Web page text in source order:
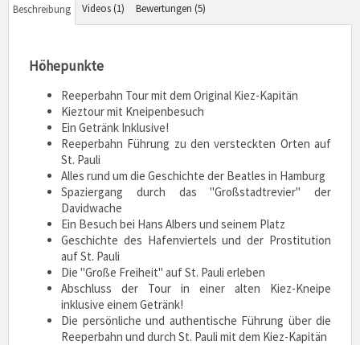
Beschreibung Videos (1) Bewertungen (5)
Höhepunkte
Reeperbahn Tour mit dem Original Kiez-Kapitän
Kieztour mit Kneipenbesuch
Ein Getränk Inklusive!
Reeperbahn Führung zu den versteckten Orten auf
St. Pauli
Alles rund um die Geschichte der Beatles in Hamburg
Spaziergang durch das "Großstadtrevier" der
Davidwache
Ein Besuch bei Hans Albers und seinem Platz
Geschichte des Hafenviertels und der Prostitution
auf St. Pauli
Die "Große Freiheit" auf St. Pauli erleben
Abschluss der Tour in einer alten Kiez-Kneipe
inklusive einem Getränk!
Die persönliche und authentische Führung über die
Reeperbahn und durch St. Pauli mit dem Kiez-Kapitän